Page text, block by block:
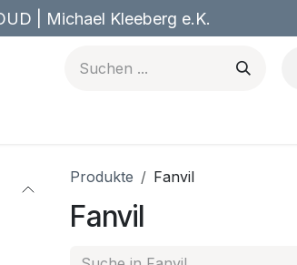
| Michael Kleeberg e.K.
Produkte Fanvil
Fanvil